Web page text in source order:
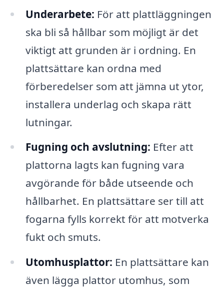
Underarbete: För att plattläggningen
ska bli så hållbar som möjligt är det
viktigt att grunden är i ordning. En
plattsättare kan ordna med
förberedelser som att jämna ut ytor,
installera underlag och skapa rätt
lutningar.
Fugning och avslutning: Efter att
plattorna lagts kan fugning vara
avgörande för både utseende och
hållbarhet. En plattsättare ser till att
fogarna fylls korrekt för att motverka
fukt och smuts.
Utomhusplattor: En plattsättare kan
även lägga plattor utomhus, som